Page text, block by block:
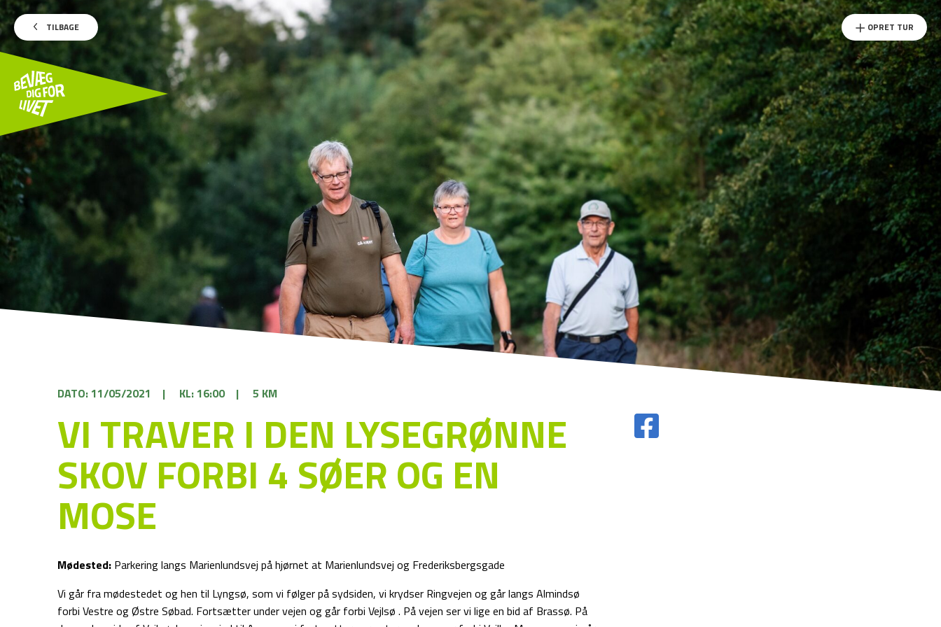
TILBAGE OPRET TUR
DATO: 11/05/2021 | KL: 16:00 | 5 KM
VI TRAVER I DEN LYSEGRØNNE
SKOV FORBI 4 SØER OG EN
MOSE
Mødested: Parkering langs Marienlundsvej på hjørnet at Marienlundsvej og Frederiksbergsgade
Vi går fra mødestedet og hen til Lyngsø, som vi følger på sydsiden, vi krydser Ringvejen og går langs Almindsø
forbi Vestre og Østre Søbad. Fortsætter under vejen og går forbi Vejlsø . På vejen ser vi lige en bid af Brassø. På